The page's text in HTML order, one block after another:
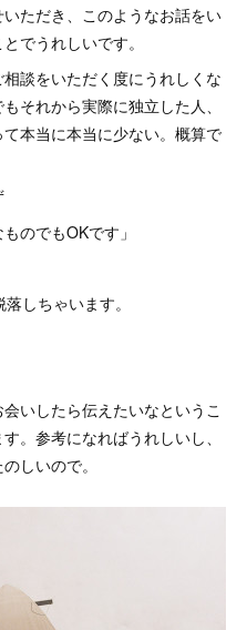
ただき、このようなお話をい
でうれしいです。
談をいただく度にうれしくな
それから実際に独立した人、
本当に本当に少ない。概算で
のでもOKです」
しちゃいます。
いしたら伝えたいなというこ
。参考になればうれしいし、
しいので。